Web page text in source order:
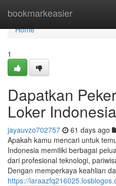
bookmarkeasier
Home
Home
1
Dapatkan
Loker
jayauvzo702757 61 days ago
Apakah kamu mencari untuk
Indonesia memiliki berbagai
dari profesional teknologi,
Dengan memperkaya keahlian
https://